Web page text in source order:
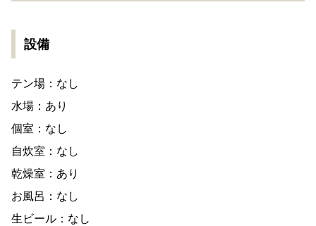
設備
テン場：なし
水場：あり
個室：なし
自炊室：なし
乾燥室：あり
お風呂：なし
生ビール：なし